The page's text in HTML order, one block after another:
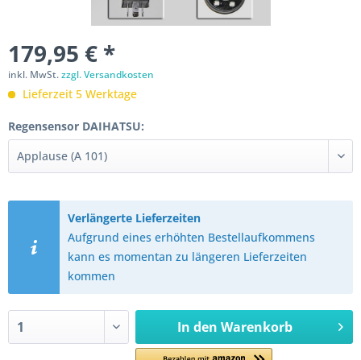
179,95 € *
inkl. MwSt.zzgl. Versandkosten
Lieferzeit 5 Werktage
Regensensor DAIHATSU:
Verlängerte Lieferzeiten
Aufgrund eines erhöhten Bestellaufkommens
kann es momentan zu längeren Lieferzeiten
kommen
In den Warenkorb